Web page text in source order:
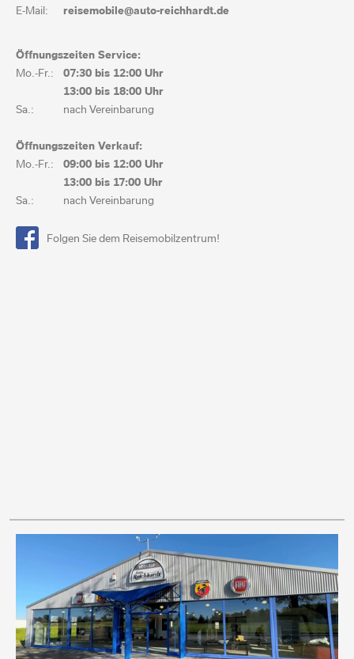
E-Mail: reisemobile@auto-reichhardt.de
Öffnungszeiten Service:
Mo.-Fr.:
07:30 bis 12:00 Uhr
13:00 bis 18:00 Uhr
Sa.:
nach Vereinbarung
Öffnungszeiten Verkauf:
Mo.-Fr.:
09:00 bis 12:00 Uhr
13:00 bis 17:00 Uhr
Sa.:
nach Vereinbarung
Folgen Sie dem Reisemobilzentrum!